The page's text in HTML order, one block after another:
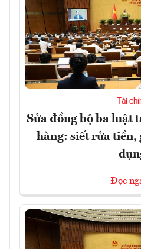
Tài
Sửa đồng bộ ba luật
hàng: siết rửa tiền,
Đọc